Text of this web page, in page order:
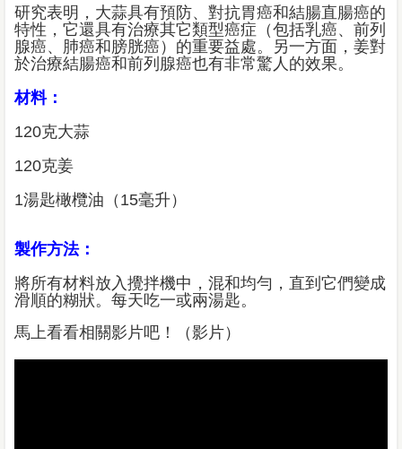
研究表明，大蒜具有預防、對抗胃癌和結腸直腸癌的
特性，它還具有治療其它類型癌症（包括乳癌、前列
腺癌、肺癌和膀胱癌）的重要益處。另一方面，姜對
於治療結腸癌和前列腺癌也有非常驚人的效果。
材料：
120克大蒜
120克姜
1湯匙橄欖油（15毫升）
製作方法：
將所有材料放入攪拌機中，混和均勻，直到它們變成
滑順的糊狀。每天吃一或兩湯匙。
馬上看看相關影片吧！（影片）